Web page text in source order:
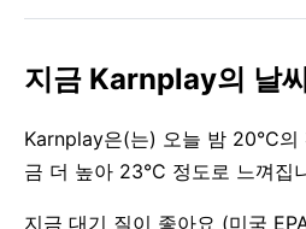
지금 Karnplay의 날
Karnplay은(는) 오늘 밤 20°C의
금 더 높아 23°C 정도로 느껴집
지금 대기 질이 좋아요 (미국